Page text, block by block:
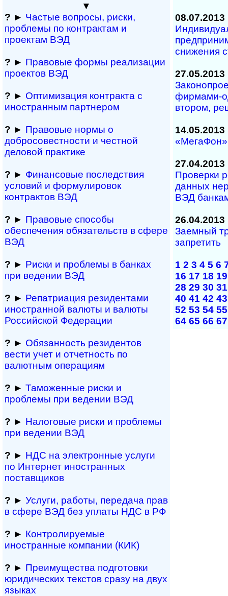
▼
? ► Частые вопросы, рис­ки,
проблемы по конт­рактам и
проектам ВЭД
? ► Правовые формы реализации
проектов ВЭД
? ► Оптимизация контракта с
иностранным партнером
? ► Правовые нормы о
добросовестности и чест­ной
деловой практике
? ► Финансовые последствия
условий и формулировок
контрактов ВЭД
? ► Правовые способы
обеспечения обяза­тельств в сфере
ВЭД
? ► Риски и проблемы в банках
при ведении ВЭД
? ► Репатриация ре­зи­ден­та­ми
иностранной ва­лю­ты и валюты
Рос­сий­ской Федерации
? ► Обязанность резиден­тов
вести учет и отчетность по
валютным операциям
? ► Таможенные риски и
проблемы при ведении ВЭД
? ► Налоговые риски и проблемы
при ведении ВЭД
? ► НДС на электронные услуги
по Интернет иностранных
поставщиков
? ► Услуги, работы, пе­ре­да­ча прав
в сфере ВЭД без уплаты НДС в РФ
? ► Контролируемые
иностранные компании (КИК)
? ► Преимущества под­гото­вки
юри­ди­чес­ких тек­с­тов сразу на двух
языках
08.07.2013
снижения
27.05.2013
фирмами-
втором,
14.05.2013
«МегаФон»
27.04.2013
Проверки
данных
ВЭД
26.04.2013
Заемный
запретить
1 2 3 4 5 6
16 17 18 19
28 29 30 31
40 41 42 43
52 53 54 55
64 65 66 67